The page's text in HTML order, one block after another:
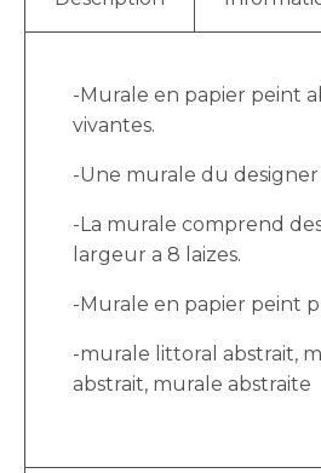
-Murale en papier peint
vivantes.
-Une murale du designer
-La murale comprend
largeur a 8 laizes.
-Murale en papier peint
-murale littoral abstrait,
abstrait, murale abstraite